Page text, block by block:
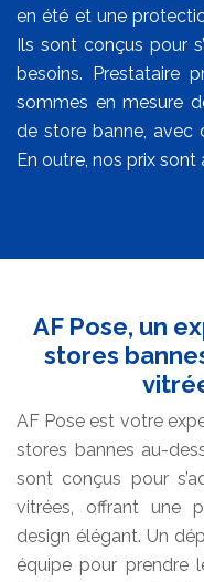
en été et une
Ils sont conçus pour
besoins. Prestataire
sommes en mesure
de store banne, avec
En outre, nos prix
AF Pose, un
stores
AF Pose est votre
stores bannes au-
sont conçus pour
vitrées, offrant une
design élégant. Un
équipe pour prendre